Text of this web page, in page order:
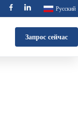
Русский
Запрос сейчас